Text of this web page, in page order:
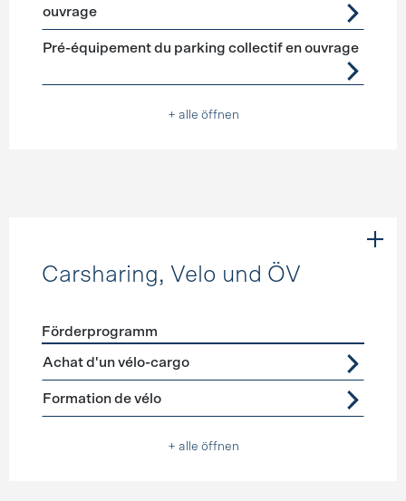
ouvrage
Pré-équipement du parking collectif en ouvrage
+ alle öffnen
Carsharing, Velo und ÖV
Förderprogramme
Förderprogramm
Achat d'un vélo-cargo
Formation de vélo
+ alle öffnen